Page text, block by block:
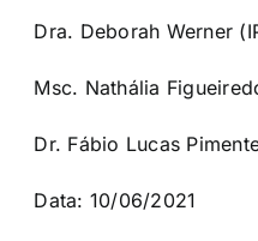
Dra. Deborah Werner
Msc. Nathália
Dr. Fábio Lucas
Data: 10/06/2021